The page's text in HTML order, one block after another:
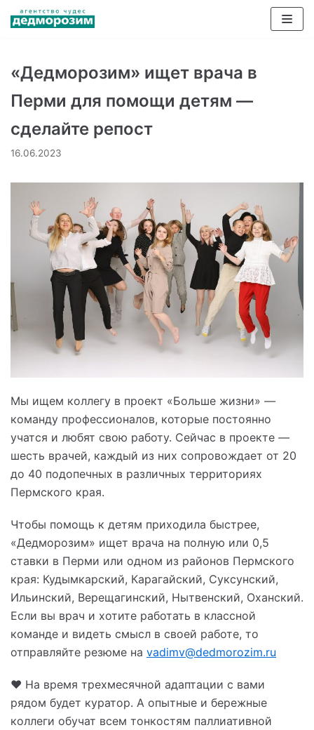
Перейти
«Дедморозим» ищет врача в
Перми для помощи детям —
сделайте репост
16.06.2023
Мы ищем коллегу в проект «Больше жизни» —
команду профессионалов, которые постоянно
учатся и любят свою работу. Сейчас в проекте —
шесть врачей, каждый из них сопровождает от 20
до 40 подопечных в различных территориях
Пермского края.
Чтобы помощь к детям приходила быстрее,
«Дедморозим» ищет врача на полную или 0,5
ставки в Перми или одном из районов Пермского
края: Кудымкарский, Карагайский, Суксунский,
Ильинский, Верещагинский, Нытвенский, Оханский.
Если вы врач и хотите работать в классной
команде и видеть смысл в своей работе, то
отправляйте резюме на vadimv@dedmorozim.ru
❤️ На время трехмесячной адаптации с вами
рядом будет куратор. А опытные и бережные
коллеги обучат всем тонкостям паллиативной